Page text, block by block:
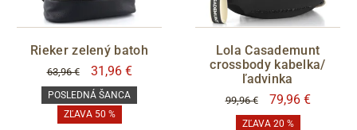
Rieker zelený batoh
63,96 € 31,96 €
POSLEDNÁ ŠANCA
ZĽAVA 50 %
Lola Casademunt
crossbody kabelka/
ľadvinka
99,96 € 79,96 €
ZĽAVA 20 %